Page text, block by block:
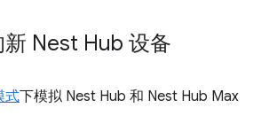
Nest Hub 设备
式下模拟 Nest Hub 和 Nest Hub Max